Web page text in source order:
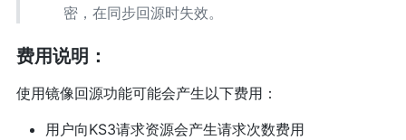
密，在同步回源时失效。
费用说明：
使用镜像回源功能可能会产生以下费用：
用户向KS3请求资源会产生请求次数费用